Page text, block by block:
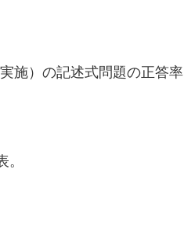
施）の記述式問題の正答率